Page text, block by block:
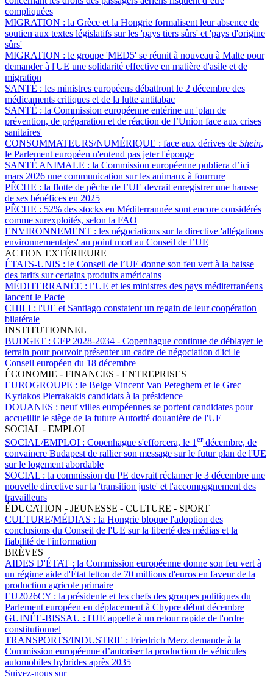
compliquées
MIGRATION : la Grèce et la Hongrie formalisent leur absence de
soutien aux textes législatifs sur les 'pays tiers sûrs' et 'pays d'origine
sûrs'
MIGRATION : le groupe 'MED5' se réunit à nouveau à Malte pour
demander à l'UE une solidarité effective en matière d'asile et de
migration
SANTÉ : les ministres européens débattront le 2 décembre des
médicaments critiques et de la lutte antitabac
SANTÉ : la Commission européenne entérine un 'plan de
prévention, de préparation et de réaction de l’Union face aux crises
sanitaires'
CONSOMMATEURS/NUMÉRIQUE : face aux dérives de Shein,
le Parlement européen n'entend pas jeter l'éponge
SANTÉ ANIMALE : la Commission européenne publiera d’ici
mars 2026 une communication sur les animaux à fourrure
PÊCHE : la flotte de pêche de l’UE devrait enregistrer une hausse
de ses bénéfices en 2025
PÊCHE : 52% des stocks en Méditerrannée sont encore considérés
comme surexploités, selon la FAO
ENVIRONNEMENT : les négociations sur la directive 'allégations
environnementales' au point mort au Conseil de l’UE
ACTION EXTÉRIEURE
ÉTATS-UNIS : le Conseil de l’UE donne son feu vert à la baisse
des tarifs sur certains produits américains
MÉDITERRANÉE : l’UE et les ministres des pays méditerranéens
lancent le Pacte
CHILI : l'UE et Santiago constatent un regain de leur coopération
bilatérale
INSTITUTIONNEL
BUDGET : CFP 2028-2034 - Copenhague continue de déblayer le
terrain pour pouvoir présenter un cadre de négociation d'ici le
Conseil européen du 18 décembre
ÉCONOMIE - FINANCES - ENTREPRISES
EUROGROUPE : le Belge Vincent Van Peteghem et le Grec
Kyriakos Pierrakakis candidats à la présidence
DOUANES : neuf villes européennes se portent candidates pour
accueillir le siège de la future Autorité douanière de l'UE
SOCIAL - EMPLOI
SOCIAL/EMPLOI : Copenhague s'efforcera, le 1erdécembre, de
convaincre Budapest de rallier son message sur le futur plan de l'UE
sur le logement abordable
SOCIAL : la commission du PE devrait réclamer le 3 décembre une
nouvelle directive sur la 'transition juste' et l'accompagnement des
travailleurs
ÉDUCATION - JEUNESSE - CULTURE - SPORT
CULTURE/MÉDIAS : la Hongrie bloque l'adoption des
conclusions du Conseil de l'UE sur la liberté des médias et la
fiabilité de l'information
BRÈVES
AIDES D'ÉTAT : la Commission européenne donne son feu vert à
un régime aide d'État letton de 70 millions d'euros en faveur de la
production agricole primaire
EU2026CY : la présidente et les chefs des groupes politiques du
Parlement européen en déplacement à Chypre début décembre
GUINÉE-BISSAU : l'UE appelle à un retour rapide de l'ordre
constitutionnel
TRANSPORTS/INDUSTRIE : Friedrich Merz demande à la
Commission européenne d’autoriser la production de véhicules
automobiles hybrides après 2035
Suivez-nous sur